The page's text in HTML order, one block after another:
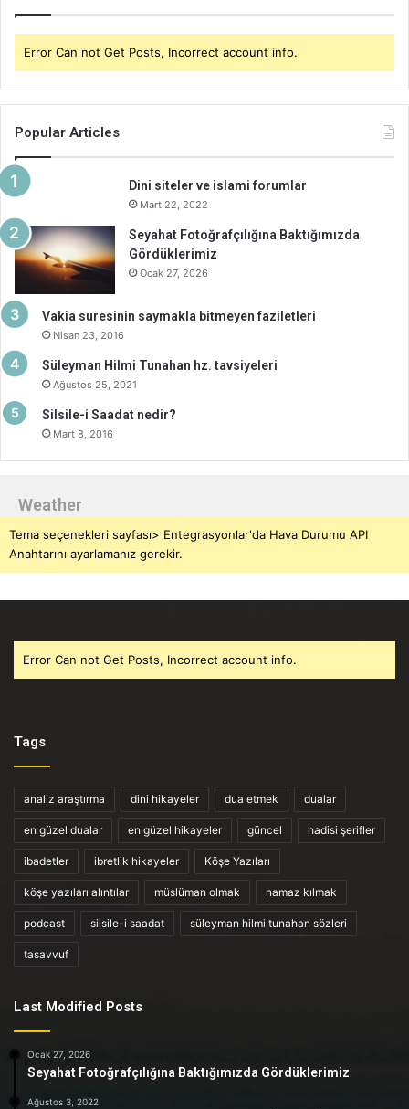
Error Can not Get Posts, Incorrect account info.
Popular Articles
Dini siteler ve islami forumlar
Mart 22, 2022
Seyahat Fotoğrafçılığına Baktığımızda
Gördüklerimiz
Ocak 27, 2026
Vakia suresinin saymakla bitmeyen faziletleri
Nisan 23, 2016
Süleyman Hilmi Tunahan hz. tavsiyeleri
Ağustos 25, 2021
Silsile-i Saadat nedir?
Mart 8, 2016
Weather
Tema seçenekleri sayfası> Entegrasyonlar'da Hava Durumu API
Anahtarını ayarlamanız gerekir.
Error Can not Get Posts, Incorrect account info.
Tags
analiz araştırma dini hikayeler dua etmek dualar
en güzel dualar en güzel hikayeler güncel hadisi şerifler
ibadetler ibretlik hikayeler Köşe Yazıları
köşe yazıları alıntılar müslüman olmak namaz kılmak
podcast silsile-i saadat süleyman hilmi tunahan sözleri
tasavvuf
Last Modified Posts
Ocak 27, 2026
Seyahat Fotoğrafçılığına Baktığımızda Gördüklerimiz
Ağustos 3, 2022